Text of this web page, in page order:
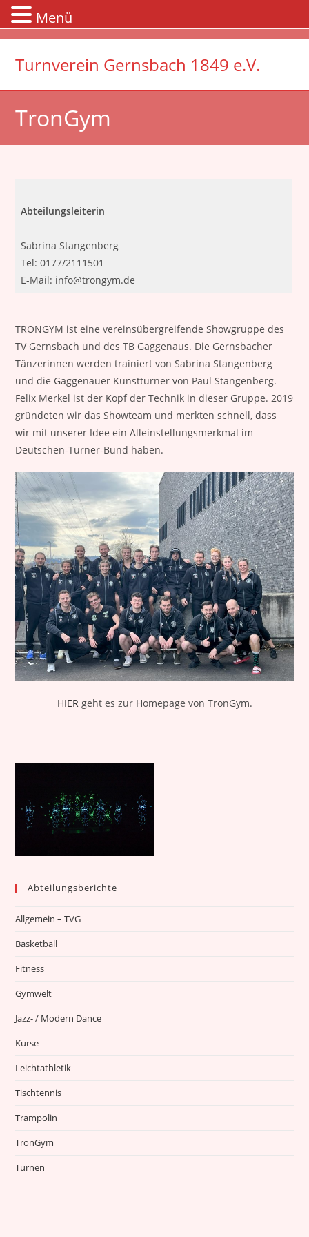
Zum
springen
Turnverein Gernsbach 1849 e.V.
TronGym
Abteilungsleiterin
Sabrina Stangenberg
Tel: 0177/2111501
E-Mail: info@trongym.de
TRONGYM ist eine vereinsübergreifende Showgruppe des
TV Gernsbach und des TB Gaggenaus. Die Gernsbacher
Tänzerinnen werden trainiert von Sabrina Stangenberg
und die Gaggenauer Kunstturner von Paul Stangenberg.
Felix Merkel ist der Kopf der Technik in dieser Gruppe. 2019
gründeten wir das Showteam und merkten schnell, dass
wir mit unserer Idee ein Alleinstellungsmerkmal im
Deutschen-Turner-Bund haben.
HIERgeht es zur Homepage von TronGym.
Abteilungsberichte
Allgemein – TVG
Basketball
Fitness
Gymwelt
Jazz- / Modern Dance
Kurse
Leichtathletik
Tischtennis
Trampolin
TronGym
Turnen
Menü